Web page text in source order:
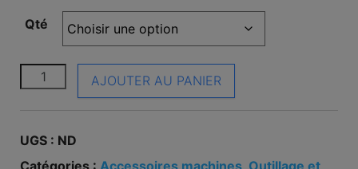
Qté
quantité de Plateau Makita P-05898 pour
AJOUTER AU PANIER
UGS : ND
Catégories : Accessoires machines, Outillage et